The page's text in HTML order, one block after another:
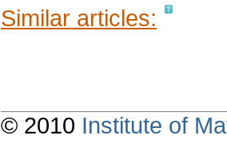
Similar articles:
© 2010 Institute of